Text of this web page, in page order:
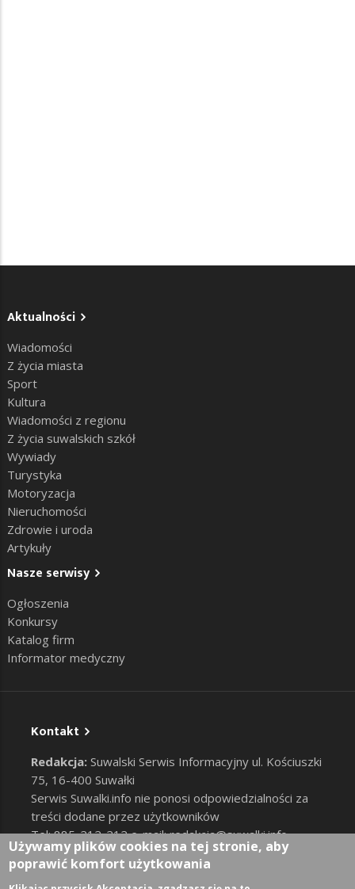
Aktualności
Wiadomości
Z życia miasta
Sport
Kultura
Wiadomości z regionu
Z życia suwalskich szkół
Wywiady
Turystyka
Motoryzacja
Nieruchomości
Zdrowie i uroda
Artykuły
Nasze serwisy
Ogłoszenia
Konkursy
Katalog firm
Informator medyczny
Kontakt
Redakcja: Suwalski Serwis Informacyjny ul. Kościuszki
75, 16-400 Suwałki
Serwis Suwalki.info nie ponosi odpowiedzialności za
treści dodane przez użytkowników
Tel: 885-212-212 e-mail:redakcja@suwalki.info,
reklama@suwalki.info
RODO |Cookies
Używamy plików cookies na tej stronie, aby
poprawić komfort użytkowania